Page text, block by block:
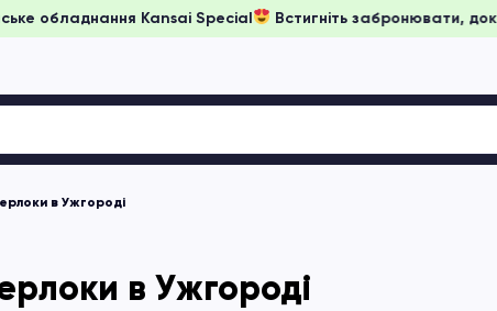
на японське обладнання Kansai Special Встигніть
в Ужгороді
в Ужгороді